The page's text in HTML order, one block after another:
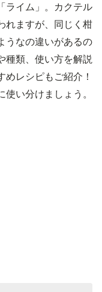
ライム」。カクテル
れますが、同じく柑
うなの違いがあるの
種類、使い方を解説
レシピもご紹介！
い分けましょう。